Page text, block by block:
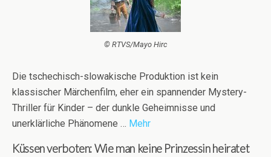
© RTVS/Mayo Hirc
Die tschechisch-slowakische Produktion ist kein
klassischer Märchenfilm, eher ein spannender Mystery-
Thriller für Kinder – der dunkle Geheimnisse und
unerklärliche Phänomene … Mehr
Küssen verboten: Wie man keine Prinzessin heiratet